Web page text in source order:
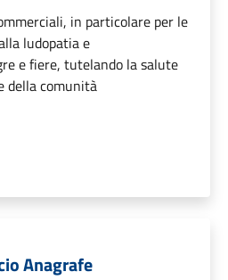
in particolare per le
ludopatia e
e fiere, tutelando la salute
della comunità
Anagrafe